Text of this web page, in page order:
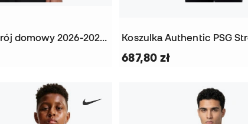
Koszulka PSG Strój domowy 2026-2027 Dzieci
687,80 zł